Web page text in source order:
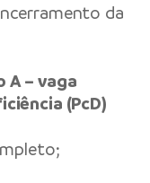
da
A – vaga
(PcD)